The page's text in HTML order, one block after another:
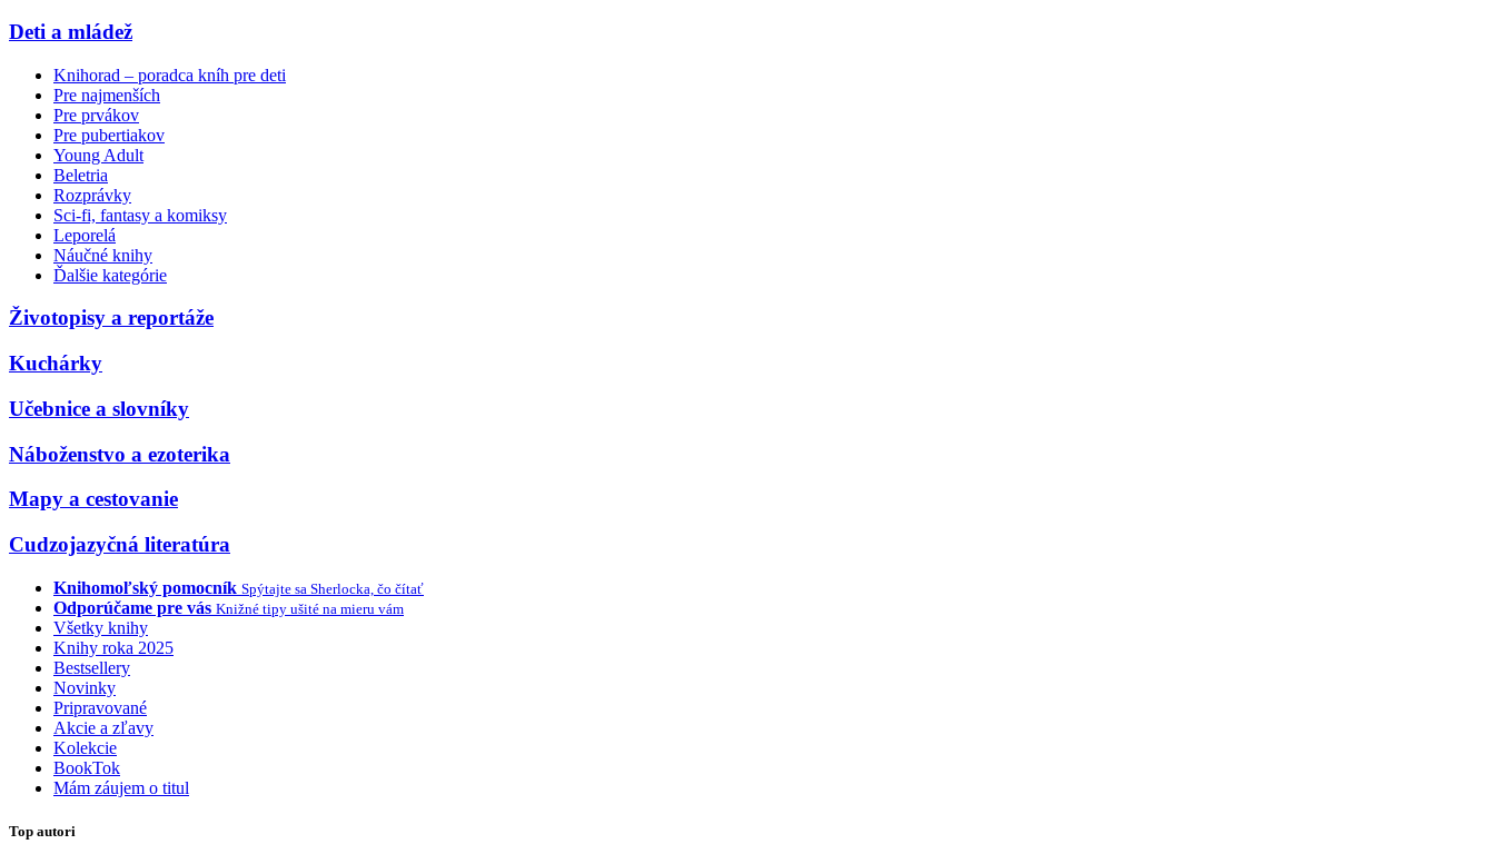
Deti a mládež
Knihorad – poradca kníh pre deti
Pre najmenších
Pre prvákov
Pre pubertiakov
Young Adult
Beletria
Rozprávky
Sci-fi, fantasy a komiksy
Leporelá
Náučné knihy
Ďalšie kategórie
Životopisy a reportáže
Kuchárky
Učebnice a slovníky
Náboženstvo a ezoterika
Mapy a cestovanie
Cudzojazyčná literatúra
Knihomoľský pomocník Spýtajte sa Sherlocka, čo čítať
Odporúčame pre vás Knižné tipy ušité na mieru vám
Všetky knihy
Knihy roka 2025
Bestsellery
Novinky
Pripravované
Akcie a zľavy
Kolekcie
BookTok
Mám záujem o titul
Top autori